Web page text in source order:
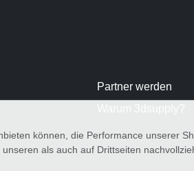
Partner werden
können, die Performance unserer
als auch auf Drittseiten